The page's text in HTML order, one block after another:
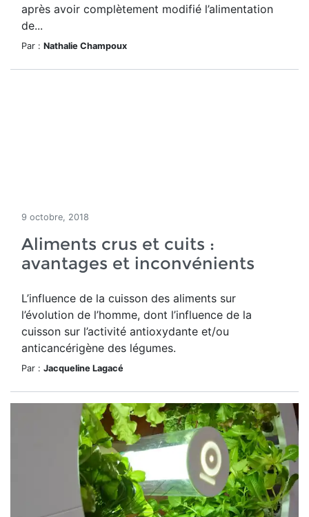
après avoir complètement modifié l’alimentation
de...
Par : Nathalie Champoux
9 octobre, 2018
Aliments crus et cuits :
avantages et inconvénients
L’influence de la cuisson des aliments sur
l’évolution de l’homme, dont l’influence de la
cuisson sur l’activité antioxydante et/ou
anticancérigène des légumes.
Par : Jacqueline Lagacé